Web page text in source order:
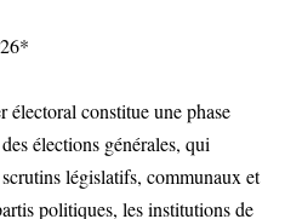
électoral constitue une phase
élections générales, qui
législatifs, communaux et
politiques, les institutions de